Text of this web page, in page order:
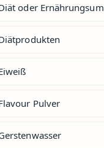
oder
Pulver